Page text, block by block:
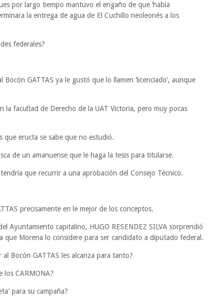
por largo tiempo mantuvo el engaño de que ‘había
la entrega de agua de El Cuchillo neoleonés a los
federales?
GATTAS ya le gustó que lo llamen ‘licenciado’, aunque
la facultad de Derecho de la UAT Victoria, pero muy pocas
que eructa se sabe que no estudió.
de un amanuense que le haga la tesis para titularse.
que recurrir a una aprobación del Consejo Técnico.
precisamente en le mejor de los conceptos.
Ayuntamiento capitalino, HUGO RESENDEZ SILVA sorprendió
que Morena lo considere para ser candidato a diputado federal.
Bocón GATTAS les alcanza para tanto?
los CARMONA?
para su campaña?